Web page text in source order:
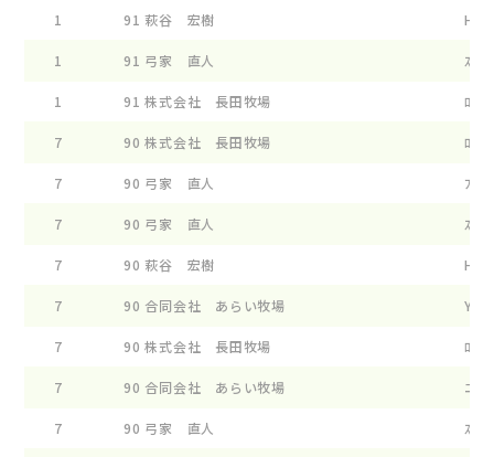
1 91 萩谷 宏樹
1 91 弓家 直人 ｽﾀ-
1 91 株式会社 長田牧場 ﾛ-ｽ
7 90 株式会社 長田牧場 ﾛ-ｽ
7 90 弓家 直人 ﾌｲ-
7 90 弓家 直人 ｽﾀ-
7 90 萩谷 宏樹
7 90 合同会社 あらい牧場
7 90 株式会社 長田牧場 ﾛ-ｽ
7 90 合同会社 あらい牧場 ﾆﾕ-
7 90 弓家 直人 ｽﾀ-